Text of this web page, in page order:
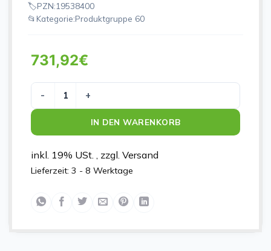
PZN:19538400
Kategorie:Produktgruppe 60
731,92€
URGOCLEAN BORDER 15X15CM Menge
IN DEN WARENKORB
inkl. 19% USt. , zzgl. Versand
Lieferzeit: 3 - 8 Werktage